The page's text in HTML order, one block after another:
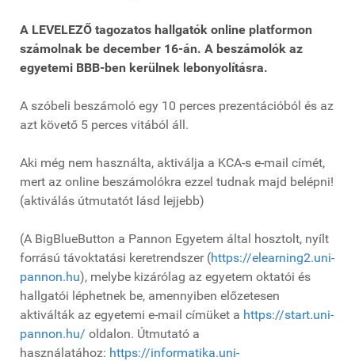
A LEVELEZŐ tagozatos hallgatók online platformon
számolnak be december 16-án. A beszámolók az
egyetemi BBB-ben kerülnek lebonyolításra.
A szóbeli beszámoló egy 10 perces prezentációból és az
azt követő 5 perces vitából áll.
Aki még nem használta, aktiválja a KCA-s e-mail címét,
mert az online beszámolókra ezzel tudnak majd belépni!
(aktiválás útmutatót lásd lejjebb)
(A BigBlueButton a Pannon Egyetem által hosztolt, nyílt
forrású távoktatási keretrendszer (https://elearning2.uni-
pannon.hu), melybe kizárólag az egyetem oktatói és
hallgatói léphetnek be, amennyiben előzetesen
aktiválták az egyetemi e-mail címüket a https://start.uni-
pannon.hu/ oldalon. Útmutató a
használatához: https://informatika.uni-